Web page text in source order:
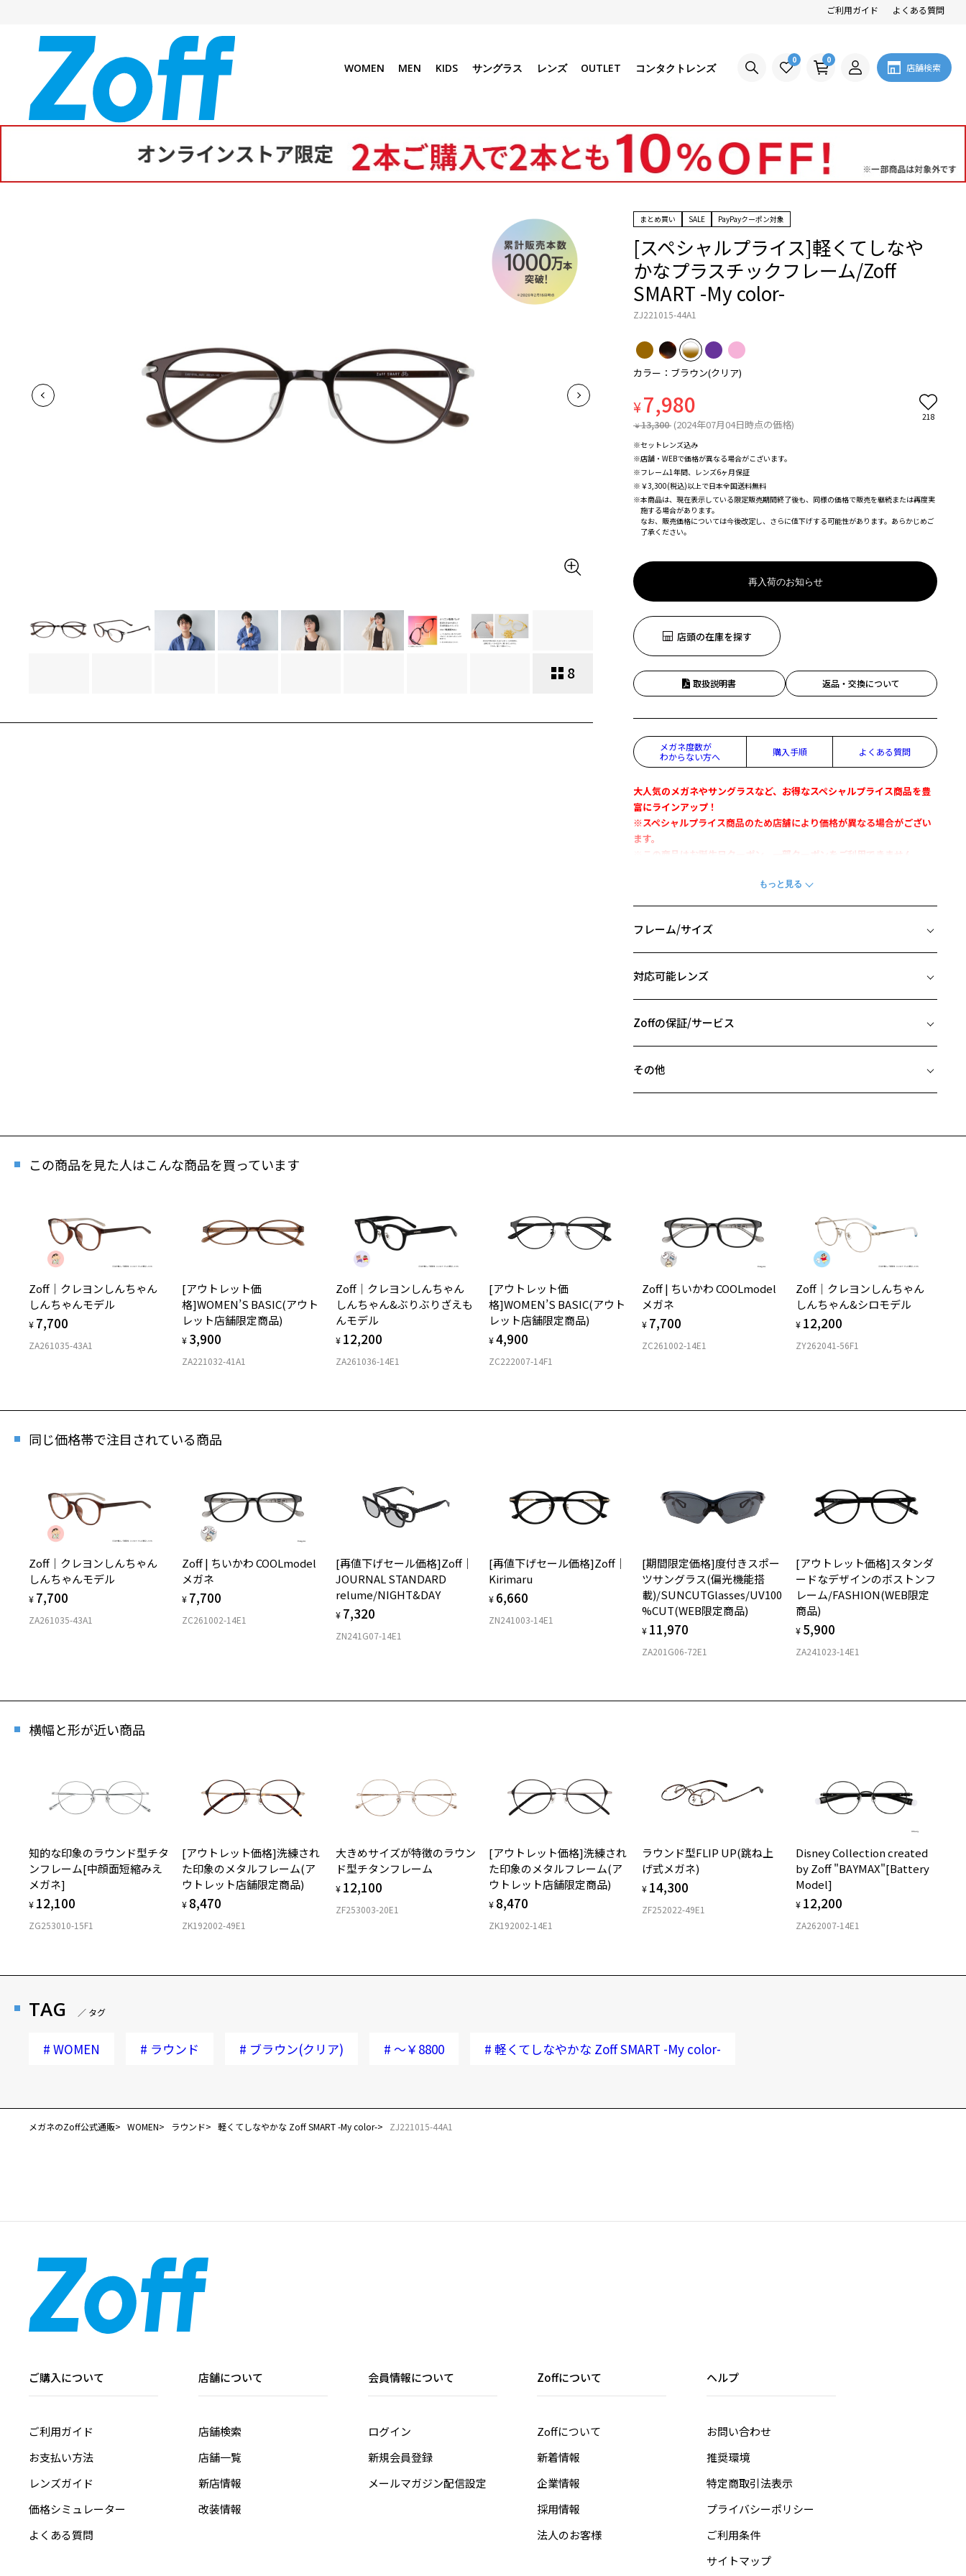
ご利用ガイド よくある質問
WOMEN MEN KIDS サングラス レンズ OUTLET コンタクトレンズ
0 0
店舗検索
8
まとめ買い SALE PayPayクーポン対象
[スペシャルプライス]軽くてしなや
かなプラスチックフレーム/Zoff
SMART -My color-
ZJ221015-44A1
カラー：ブラウン(クリア)
¥7,980
¥ 13,300 (2024年07月04日時点の価格)
218
お気に入りリストはこちら
※セットレンズ込み
※店舗・WEBで価格が異なる場合がこざいます。
※フレーム1年間、レンズ6ヶ月保証
※￥3,300(税込)以上で日本全国送料無料
※本商品は、現在表示している限定販売期間終了後も、同様の価格で販売を継続または再度実
施する場合があります。
なお、販売価格については今後改定し、さらに値下げする可能性があります。あらかじめご
了承ください。
再入荷のお知らせ
再入荷お知らせメールのお申し込み
「再入荷お知らせメール」はZoffオンラインストア会員さまのみ対象となります。
[スペシャルプライス]軽くてしなやかなプラスチックフレーム/Zoff
※本サービスは商品の購入をお約束するものではありません。
※ご希望の商品が再入荷しない場合もございますので予めご了承ください。
※「再入荷お知らせメール」はZoffオンラインストアで取り扱っている商品が対象となります。
店舗への再入荷ではございませんのでご了承ください。
※人気商品に関しては、メール配信後、即完売する場合がございます。
店頭の在庫を探す
取扱説明書 返品・交換について
メガネ度数が
わからない方へ
購入手順 よくある質問
大人気のメガネやサングラスなど、お得なスペシャルプライス商品を豊
富にラインアップ！
※スペシャルプライス商品のため店舗により価格が異なる場合がござい
ます。
※この商品はお誕生日クーポン、一部クーポンをご利用できません。
・航空機にも採用される「スーパーエンジニアリング・プラスチック」
を使用。
【デザイン】
トレンド感のあるクリアフレーム。
れた雰囲気を演出してくれます。
正面から見えるメタルパーツが印象をぐっと引き締め、目元をドレッシ
女性のお顔に合わせた小さめのサイズとあえて厚みを持たせたリムによ
り、レンズの厚みが目立ちにくいデザインとなっています。
ZJ221015-42A1：顔なじみの良いブラウン。
印象に。
【スタイリングポイント】
カジュアルからキレイめスタイルにも合わせやすい逸品。
デイリーにお使いいただきやすいアイテム。
※柄や色味の出方に個体差があり、画像と異なる場合がございます。
Zoff SMART -My color- パーソナルカラー診断でぴったりなフレームをch
フレーム/サイズ
B ブリッジ(鼻部分)の横幅：21mm
お持ちのZoffメガネサイズを確認するには？
仕上がり寸法
D 仕上がりの横幅：約137mm
E 仕上がりの縦幅：約39mm
ラウンド
フロント素材：スーパーエンジニアリング・プラスチック
対応可能レンズ
フレームとレンズの合計料金を知りたい方へ
Zoffの保証/サービス
安心2 視力測定無料
視力の変化を早めに発見するために、定期的な視力測定をおす
すめいたします。
安心3 かかり具合調整無料
フレームの歪みやかかり具合の調整・クリーニングは、全国の
Zoff店舗にていつでも対応いたします。
その他
＜メガネの度数情報がわからない方へ＞
オンラインストアでフレームのみ購入して、
ご購入時に「レンズ交換券」をお選びいただくと、実店舗で度数を測定
のうえ、
度付きレンズ（標準セットレンズ）へ無料交換いただけます。
この商品を見た人はこんな商品を買っています
Zoff｜クレヨンしんちゃん
しんちゃんモデル
¥ 7,700
ZA261035-43A1
[アウトレット価
格]WOMEN’S BASIC(アウト
レット店舗限定商品)
¥ 3,900
ZA221032-41A1
Zoff｜クレヨンしんちゃん
しんちゃん&ぶりぶりざえも
んモデル
¥ 12,200
ZA261036-14E1
[アウトレット価
格]WOMEN’S BASIC(アウト
レット店舗限定商品)
¥4,900
ZC222007-14F1
Zoff | ちいかわ COOLmodel
メガネ
¥ 7,700
ZC261002-14E1
Zoff｜クレヨンしんちゃん
しんちゃん&シロモデル
¥ 12,200
ZY262041-56F1
同じ価格帯で注目されている商品
Zoff｜クレヨンしんちゃん
しんちゃんモデル
¥ 7,700
ZA261035-43A1
Zoff | ちいかわ COOLmodel
メガネ
¥ 7,700
ZC261002-14E1
[再値下げセール価格]Zoff｜
JOURNAL STANDARD
relume/NIGHT&DAY
¥ 7,320
ZN241G07-14E1
[再値下げセール価格]Zoff｜
Kirimaru
¥ 6,660
ZN241003-14E1
[期間限定価格]度付きスポー
ツサングラス(偏光機能搭
載)/SUNCUTGlasses/UV100
%CUT(WEB限定商品)
¥ 11,970
ZA201G06-72E1
[アウトレット価格]スタンダ
ードなデザインのボストンフ
レーム/FASHION(WEB限定
商品)
¥ 5,900
ZA241023-14E1
横幅と形が近い商品
知的な印象のラウンド型チタ
ンフレーム[中顔面短縮みえ
メガネ]
¥ 12,100
ZG253010-15F1
[アウトレット価格]洗練され
た印象のメタルフレーム(ア
ウトレット店舗限定商品)
¥ 8,470
ZK192002-49E1
大きめサイズが特徴のラウン
ド型チタンフレーム
¥ 12,100
ZF253003-20E1
[アウトレット価格]洗練され
た印象のメタルフレーム(ア
ウトレット店舗限定商品)
¥ 8,470
ZK192002-14E1
ラウンド型FLIP UP(跳ね上
げ式メガネ)
¥ 14,300
ZF252022-49E1
Disney Collection created
by Zoff "BAYMAX"[Battery
Model]
¥ 12,200
ZA262007-14E1
TAG ／ タグ
# WOMEN # ラウンド # ブラウン(クリア) # ～￥8800 # 軽くてしなやかな Zoff SMART -My color-
メガネのZoff公式通販 WOMEN ラウンド 軽くてしなやかな Zoff SMART -My color- ZJ221015-44A1
ご購入について
ご利用ガイド
お支払い方法
レンズガイド
価格シミュレーター
よくある質問
店舗について
店舗検索
店舗一覧
新店情報
改装情報
会員情報について
ログイン
新規会員登録
メールマガジン配信設定
Zoffについて
Zoffについて
新着情報
企業情報
採用情報
法人のお客様
ヘルプ
お問い合わせ
推奨環境
特定商取引法表示
プライバシーポリシー
ご利用条件
サイトマップ